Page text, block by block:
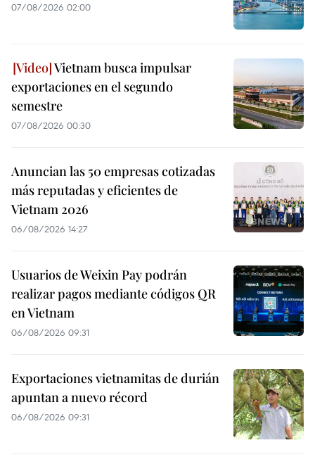
07/08/2026 02:00
Vietnam busca impulsar
exportaciones en el segundo
semestre
07/08/2026 00:30
Anuncian las 50 empresas cotizadas
más reputadas y eficientes de
Vietnam 2026
06/08/2026 14:27
Usuarios de Weixin Pay podrán
realizar pagos mediante códigos QR
en Vietnam
06/08/2026 09:31
Exportaciones vietnamitas de durián
apuntan a nuevo récord
06/08/2026 09:31